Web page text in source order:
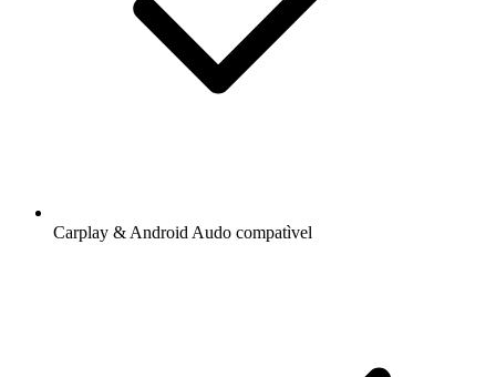
Carplay & Android Audo compatìvel